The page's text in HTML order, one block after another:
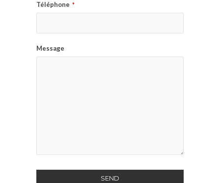
Téléphone *
Message
SEND